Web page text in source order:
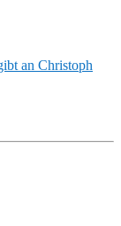
an Christoph